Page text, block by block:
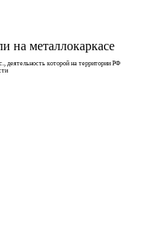
на металлокаркасе
деятельность которой на территории РФ